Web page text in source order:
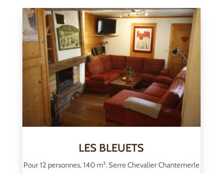
LES BLEUETS
Pour 12 personnes, 140 m². Serre Chevalier Chantemerle